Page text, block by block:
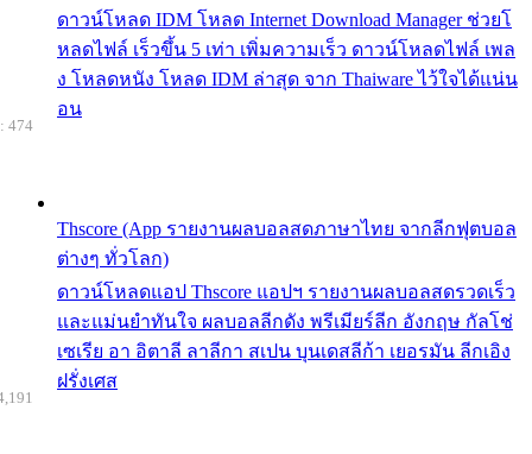
ดาวน์โหลด IDM โหลด Internet Download Manager ช่วยโ
หลดไฟล์ เร็วขึ้น 5 เท่า เพิ่มความเร็ว ดาวน์โหลดไฟล์ เพล
ง โหลดหนัง โหลด IDM ล่าสุด จาก Thaiware ไว้ใจได้แน่น
อน
Thscore (App รายงานผลบอลสดภาษาไทย จากลีกฟุตบอล
ต่างๆ ทั่วโลก)
ดาวน์โหลดแอป Thscore แอปฯ รายงานผลบอลสดรวดเร็ว
และแม่นยำทันใจ ผลบอลลีกดัง พรีเมียร์ลีก อังกฤษ กัลโช่
เซเรีย อา อิตาลี ลาลีกา สเปน บุนเดสลีก้า เยอรมัน ลีกเอิง
ฝรั่งเศส
474